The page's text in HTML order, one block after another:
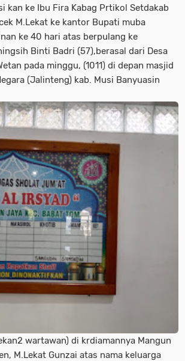
kan ke Ibu Fira Kabag Prtikol Setdakab
M.Lekat ke kantor Bupati muba
ke 40 hari atas berpulang ke
Binti Badri (57),berasal dari Desa
pada minggu, (1011) di depan masjid
(Jalinteng) kab. Musi Banyuasin
wartawan) di krdiamannya Mangun
M.Lekat Gunzai atas nama keluarga